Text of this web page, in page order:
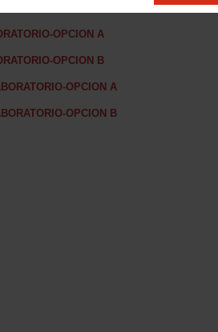
OPCION A
OPCION B
OPCION A
OPCION B